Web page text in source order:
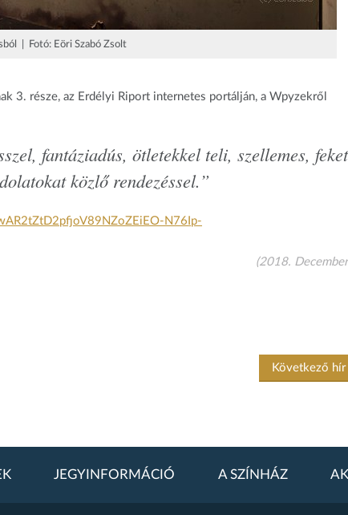
| Fotó: Eöri Szabó Zsolt
3. része, az Erdélyi Riport internetes portálján, a Wpyzekről
fantáziadús, ötletekkel teli, szellemes,
közlő rendezéssel.”
N76Ip-
(2018.
Következő hír
JEGYINFORMÁCIÓ A SZÍNHÁZ